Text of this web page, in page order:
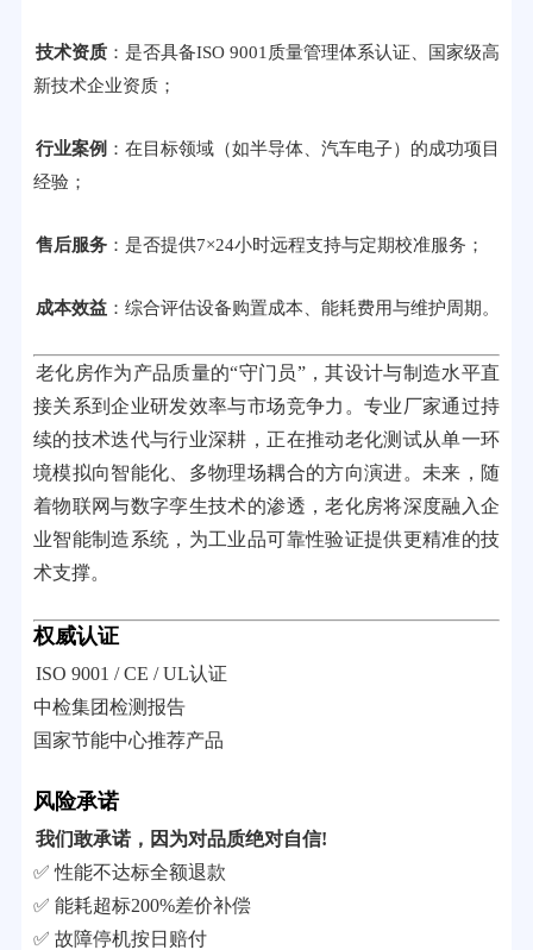
技术资质：是否具备ISO 9001质量管理体系认证、国家级高
新技术企业资质；
行业案例 ：在目标领域（如半导体、汽车电子）的成功项目
经验；
售后服务：是否提供7×24小时远程支持与定期校准服务；
成本效益：综合评估设备购置成本、能耗费用与维护周期。
老化房作为产品质量的“守门员”，其设计与制造水平直
接关系到企业研发效率与市场竞争力。专业厂家通过持
续的技术迭代与行业深耕，正在推动老化测试从单一环
境模拟向智能化、多物理场耦合的方向演进。未来，随
着物联网与数字孪生技术的渗透，老化房将深度融入企
业智能制造系统，为工业品可靠性验证提供更精准的技
术支撑。
权威认证
ISO 9001 / CE / UL认证
中检集团检测报告
国家节能中心推荐产品
风险承诺
我们敢承诺，因为对品质绝对自信!
✅ 性能不达标全额退款
✅ 能耗超标200%差价补偿
✅ 故障停机按日赔付